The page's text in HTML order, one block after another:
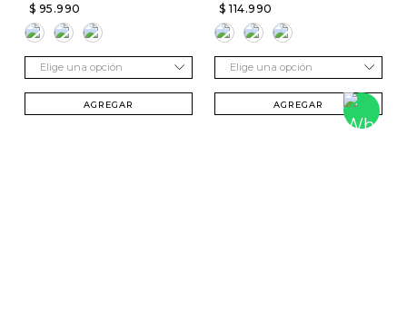
$ 95 .990
Elige una opción
AGREGAR
$ 114.990
Elige una opción
AGREGAR